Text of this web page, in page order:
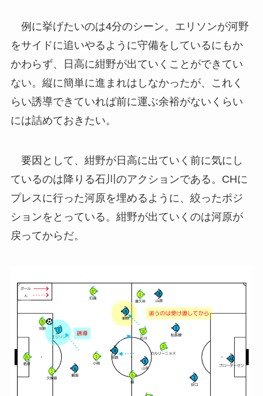
例に挙げたいのは4分のシーン。エリソンが河野
をサイドに追いやるように守備をしているにもか
かわらず、日高に紺野が出ていくことができてい
ない。縦に簡単に進まれはしなかったが、これく
らい誘導できていれば前に運ぶ余裕がないくらい
には詰めておきたい。
要因として、紺野が日高に出ていく前に気にし
ているのは降りる石川のアクションである。CHに
プレスに行った河原を埋めるように、絞ったポジ
ションをとっている。紺野が出ていくのは河原が
戻ってからだ。